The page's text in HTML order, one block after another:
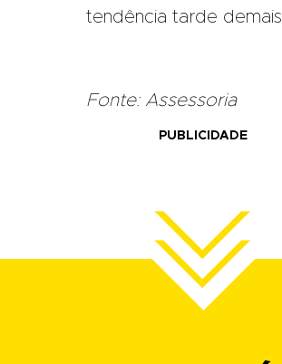
tendência tarde demais.
Fonte: Assessoria
PUBLICIDADE